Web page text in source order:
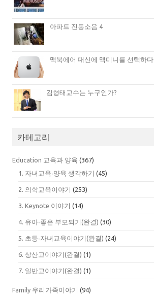
아파트 진동소음 4
맥북에어 대신에 맥미니를 선택하다
김형태교수는 누구인가?
카테고리
Education 교육과 양육 (367)
1. 자녀교육∙양육 생각하기 (45)
2. 의학교육이야기 (253)
3. Keynote 이야기 (14)
4. 유아∙좋은 부모되기(완결) (30)
5. 초등∙자녀교육이야기(완결) (24)
6. 상산고이야기(완결) (1)
7. 일반고이야기(완결) (1)
Family 우리가족이야기 (94)